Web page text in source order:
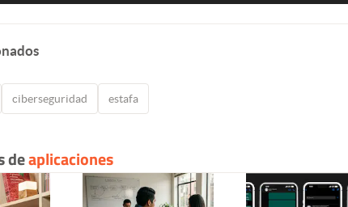
ciberseguridad estafa
deaplicaciones